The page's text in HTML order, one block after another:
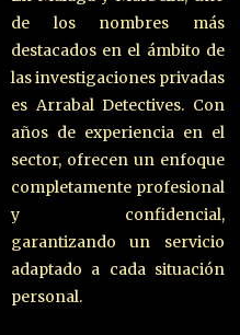
de los nombres más
destacados en el ámbito de
las investigaciones privadas
es Arrabal Detectives. Con
años de experiencia en el
sector, ofrecen un enfoque
completamente profesional
y confidencial,
garantizando un servicio
adaptado a cada situación
personal.